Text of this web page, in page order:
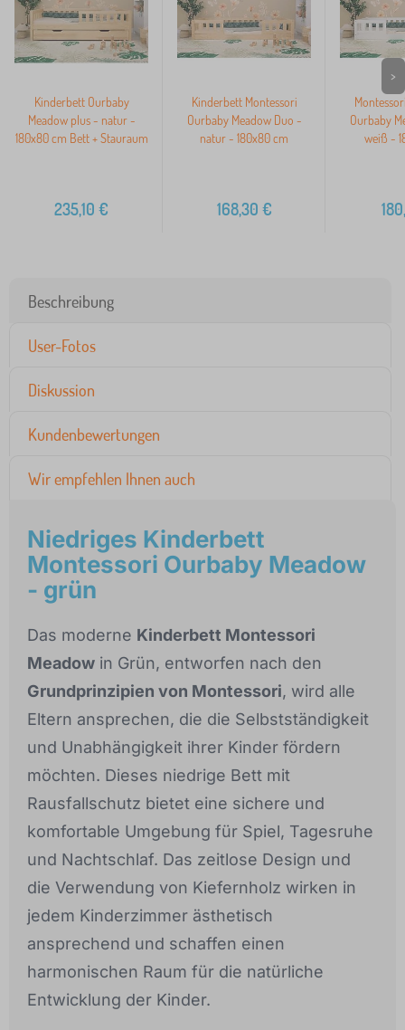
Kinderbett Ourbaby
Meadow plus - natur -
180x80 cm Bett + Stauraum
235,10 €
Kinderbett Montessori
Ourbaby Meadow Duo -
natur - 180x80 cm
168,30 €
Ourbaby
weiß -
>
Beschreibung
User-Fotos
Diskussion
Kundenbewertungen
Wir empfehlen Ihnen auch
Niedriges Kinderbett
Montessori Ourbaby Meadow
- grün
Das moderne Kinderbett Montessori
Meadow in Grün, entworfen nach den
Grundprinzipien von Montessori, wird alle
Eltern ansprechen, die die Selbstständigkeit
und Unabhängigkeit ihrer Kinder fördern
möchten. Dieses niedrige Bett mit
Rausfallschutz bietet eine sichere und
komfortable Umgebung für Spiel, Tagesruhe
und Nachtschlaf. Das zeitlose Design und
die Verwendung von Kiefernholz wirken in
jedem Kinderzimmer ästhetisch
ansprechend und schaffen einen
harmonischen Raum für die natürliche
Entwicklung der Kinder.